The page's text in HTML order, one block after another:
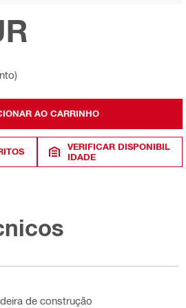
AO CARRINHO
VERIFICAR DISPONIBIL
IDADE
de construção